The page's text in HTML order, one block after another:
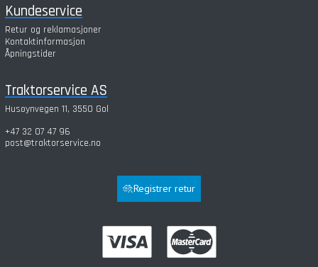
Kundeservice
Retur og reklamasjoner
Kontaktinformasjon
Åpningstider
Traktorservice AS
Husøynvegen 11, 3550 Gol
+47 32 07 47 96
post@traktorservice.no
Registrer retur